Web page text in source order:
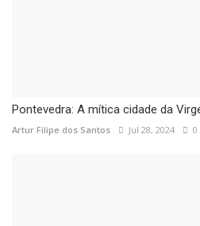
Pontevedra: A mítica cidade da
Artur Filipe dos Santos Jul 28, 2024 0